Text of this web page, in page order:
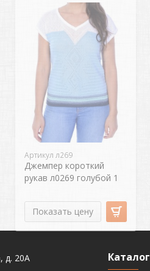
Артикул л269
Джемпер короткий
рукав л0269 голубой 1
Показать цену
д. 20А Каталог